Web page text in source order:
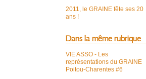
2011, le GRAINE fête ses 20
ans !
Dans la même rubrique
VIE ASSO - Les
représentations du GRAINE
Poitou-Charentes #6